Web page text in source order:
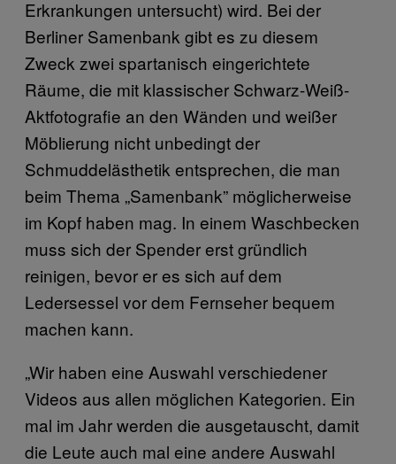
Erkrankungen untersucht) wird. Bei der
Berliner Samenbank gibt es zu diesem
Zweck zwei spartanisch eingerichtete
Räume, die mit klassischer Schwarz-Weiß-
Aktfotografie an den Wänden und weißer
Möblierung nicht unbedingt der
Schmuddelästhetik entsprechen, die man
beim Thema „Samenbank” möglicherweise
im Kopf haben mag. In einem Waschbecken
muss sich der Spender erst gründlich
reinigen, bevor er es sich auf dem
Ledersessel vor dem Fernseher bequem
machen kann.
„Wir haben eine Auswahl verschiedener
Videos aus allen möglichen Kategorien. Ein
mal im Jahr werden die ausgetauscht, damit
die Leute auch mal eine andere Auswahl